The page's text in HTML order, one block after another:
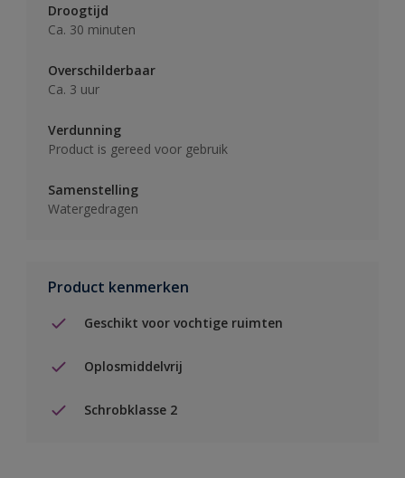
Droogtijd
Ca. 30 minuten
Overschilderbaar
Ca. 3 uur
Verdunning
Product is gereed voor gebruik
Samenstelling
Watergedragen
Product kenmerken
Geschikt voor vochtige ruimten
Oplosmiddelvrij
Schrobklasse 2